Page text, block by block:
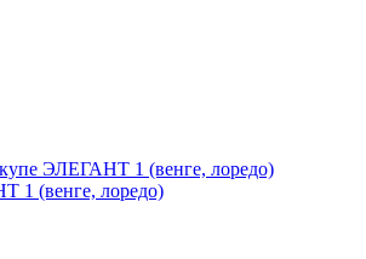
1 (венге, лоредо)